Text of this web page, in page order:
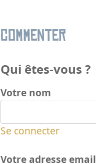
Commenter
Qui êtes-vous ?
Votre nom
Se connecter
Votre adresse email